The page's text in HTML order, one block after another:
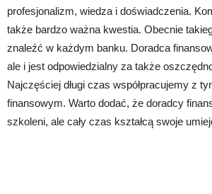
profesjonalizm, wiedza i doświadczenia.
także bardzo ważna kwestia. Obecnie
znaleźć w każdym banku. Doradca
ale i jest odpowiedzialny za także
Najczęściej długi czas współpracujemy z
finansowym. Warto dodać, że doradcy
szkoleni, ale cały czas kształcą swoje